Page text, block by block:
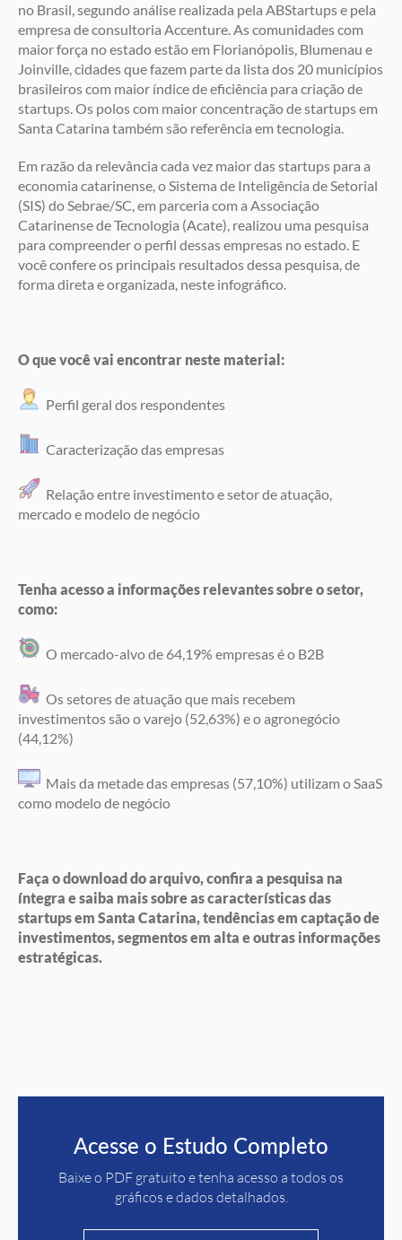
no Brasil, segundo análise realizada pela ABStartups e pela
empresa de consultoria Accenture. As comunidades com
maior força no estado estão em Florianópolis, Blumenau e
Joinville, cidades que fazem parte da lista dos 20 municípios
brasileiros com maior índice de eficiência para criação de
startups. Os polos com maior concentração de startups em
Santa Catarina também são referência em tecnologia.
Em razão da relevância cada vez maior das startups para a
economia catarinense, o Sistema de Inteligência de Setorial
(SIS) do Sebrae/SC, em parceria com a Associação
Catarinense de Tecnologia (Acate), realizou uma pesquisa
para compreender o perfil dessas empresas no estado. E
você confere os principais resultados dessa pesquisa, de
forma direta e organizada, neste infográfico.
O que você vai encontrar neste material:
Perfil geral dos respondentes
Caracterização das empresas
Relação entre investimento e setor de atuação,
mercado e modelo de negócio
Tenha acesso a informações relevantes sobre o setor,
como:
O mercado-alvo de 64,19% empresas é o B2B
Os setores de atuação que mais recebem
investimentos são o varejo (52,63%) e o agronegócio
(44,12%)
Mais da metade das empresas (57,10%) utilizam o SaaS
como modelo de negócio
Faça o download do arquivo, confira a pesquisa na
íntegra e saiba mais sobre as características das
startups em Santa Catarina, tendências em captação de
investimentos, segmentos em alta e outras informações
estratégicas.
Acesse o Estudo Completo
Baixe o PDF gratuito e tenha acesso a todos os
gráficos e dados detalhados.